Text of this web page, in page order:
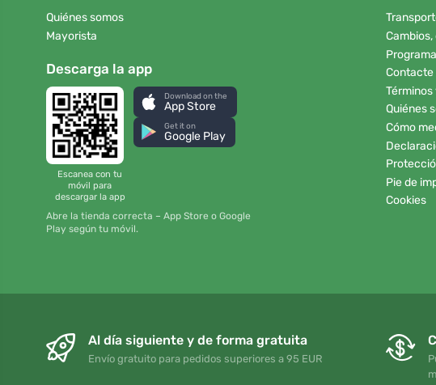
Quiénes somos
Mayorista
Descarga la app
Escanea con tu
móvil para
descargar la app
Download on the
App Store
Get it on
Google Play
Abre la tienda correcta – App Store o Google
Play según tu móvil.
Contacte
Quiénes
Cómo
Pie de
Cookies
Al día siguiente y de forma gratuita
Envío gratuito para pedidos superiores a 95 EUR